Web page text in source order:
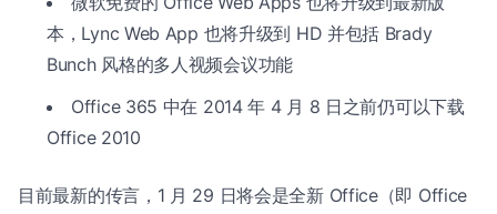
本，Lync Web App 也将升级到 HD 并包括 Brady
Bunch 风格的多人视频会议功能
Office 365 中在 2014 年 4 月 8 日之前仍可以下载
Office 2010
目前最新的传言，1 月 29 日将会是全新 Office（即 Office